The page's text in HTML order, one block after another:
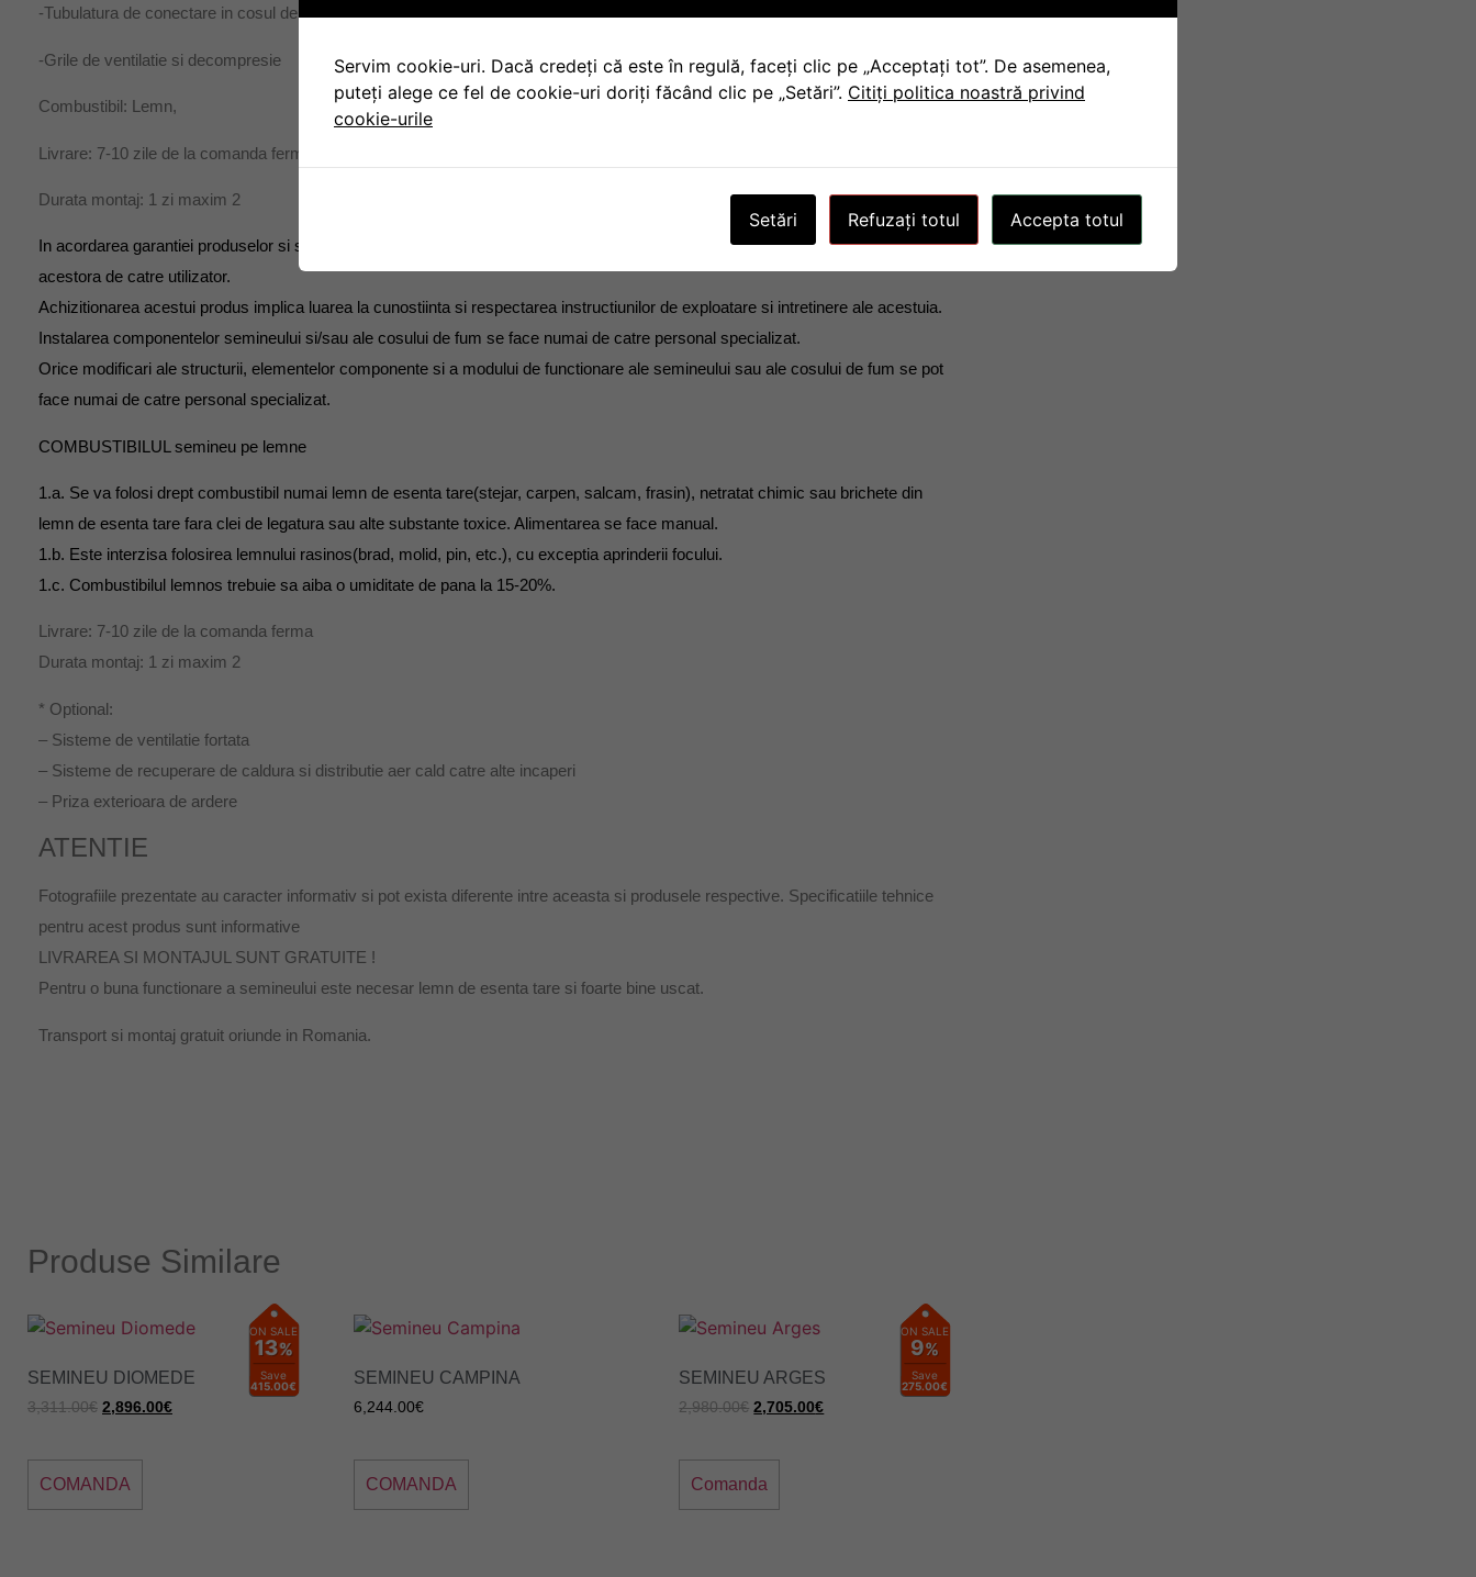
-Tubulatura de conectare in cosul de fum + accesorii conectare;
-Grile de ventilatie si decompresie
Combustibil: Lemn,
Livrare: 7-10 zile de la comanda ferma
Durata montaj: 1 zi maxim 2
In acordarea garantiei produselor si serviciilor se va tine cont de respectarea instructiunilor de buna exploatare si intretinere a
acestora de catre utilizator.
Achizitionarea acestui produs implica luarea la cunostiinta si respectarea instructiunilor de exploatare si intretinere ale acestuia.
Instalarea componentelor semineului si/sau ale cosului de fum se face numai de catre personal specializat.
Orice modificari ale structurii, elementelor componente si a modului de functionare ale semineului sau ale cosului de fum se pot
face numai de catre personal specializat.
COMBUSTIBILUL semineu pe lemne
1.a. Se va folosi drept combustibil numai lemn de esenta tare(stejar, carpen, salcam, frasin), netratat chimic sau brichete din
lemn de esenta tare fara clei de legatura sau alte substante toxice. Alimentarea se face manual.
1.b. Este interzisa folosirea lemnului rasinos(brad, molid, pin, etc.), cu exceptia aprinderii focului.
1.c. Combustibilul lemnos trebuie sa aiba o umiditate de pana la 15-20%.
Livrare: 7-10 zile de la comanda ferma
Durata montaj: 1 zi maxim 2
* Optional:
– Sisteme de ventilatie fortata
– Sisteme de recuperare de caldura si distributie aer cald catre alte incaperi
– Priza exterioara de ardere
ATENTIE
Fotografiile prezentate au caracter informativ si pot exista diferente intre aceasta si produsele respective. Specificatiile tehnice
pentru acest produs sunt informative
LIVRAREA SI MONTAJUL SUNT GRATUITE !
Pentru o buna functionare a semineului este necesar lemn de esenta tare si foarte bine uscat.
Transport si montaj gratuit oriunde in Romania.
Produse Similare
ON SALE
13%
Save
415.00€
SEMINEU DIOMEDE
3,311.00€ 2,896.00€
COMANDA
SEMINEU CAMPINA
6,244.00€
COMANDA
ON SALE
9%
Save
275.00€
SEMINEU ARGES
2,980.00€ 2,705.00€
Comanda
Servim cookie-uri. Dacă credeți că este în regulă, faceți clic pe „Acceptați tot”. De asemenea,
puteți alege ce fel de cookie-uri doriți făcând clic pe „Setări”. Citiți politica noastră privind
cookie-urile
Setări Refuzați totul Accepta totul